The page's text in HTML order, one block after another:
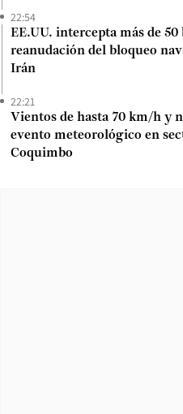
22:54
EE.UU. intercepta más de
reanudación del bloqueo
Irán
22:21
Vientos de hasta 70 km/h y
evento meteorológico en
Coquimbo